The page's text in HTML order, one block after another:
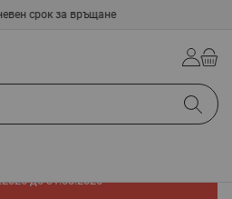
срок за връщане
до 31.08.2026